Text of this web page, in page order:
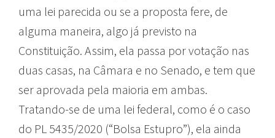
uma lei parecida ou se a proposta fere, de
alguma maneira, algo já previsto na
Constituição. Assim, ela passa por votação nas
duas casas, na Câmara e no Senado, e tem que
ser aprovada pela maioria em ambas.
Tratando-se de uma lei federal, como é o caso
do PL 5435/2020 (“Bolsa Estupro”), ela ainda